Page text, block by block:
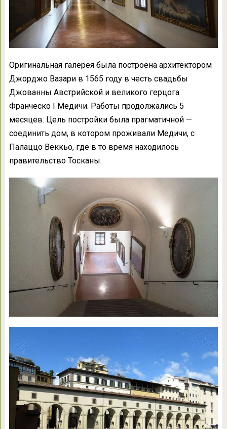
Оригинальная галерея была построена архитектором
Джорджо Вазари в 1565 году в честь свадьбы
Джованны Австрийской и великого герцога
Франческо I Медичи. Работы продолжались 5
месяцев. Цель постройки была прагматичной —
соединить дом, в котором проживали Медичи, с
Палаццо Веккьо, где в то время находилось
правительство Тосканы.